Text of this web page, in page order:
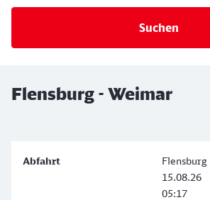
Flensburg - Weimar
Flensburg
15.08.26
05:17